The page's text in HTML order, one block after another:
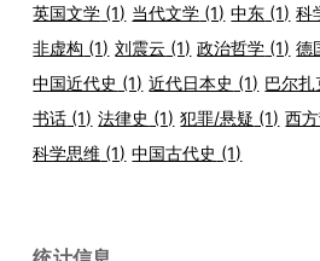
英国文学 (1) 当代文学 (1) 中东 (1) 科
非虚构 (1) 刘震云 (1) 政治哲学 (1) 德
中国近代史 (1) 近代日本史 (1) 巴尔扎
书话 (1) 法律史 (1) 犯罪/悬疑 (1) 西
科学思维 (1) 中国古代史 (1)